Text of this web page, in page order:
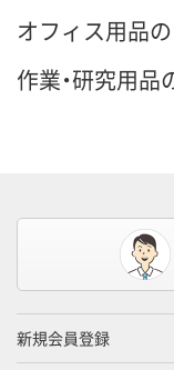
オフィス用品
作業・研究用品
新規会員登録